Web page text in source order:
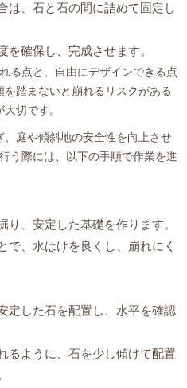
は、石と石の間に詰めて固定し
を確保し、完成させます。
る点と、自由にデザインできる点
踏まないと崩れるリスクがある
切です。
庭や傾斜地の安全性を向上させ
う際には、以下の手順で作業を進
り、安定した基礎を作ります。
で、水はけを良くし、崩れにく
定した石を配置し、水平を確認
るように、石を少し傾けて配置